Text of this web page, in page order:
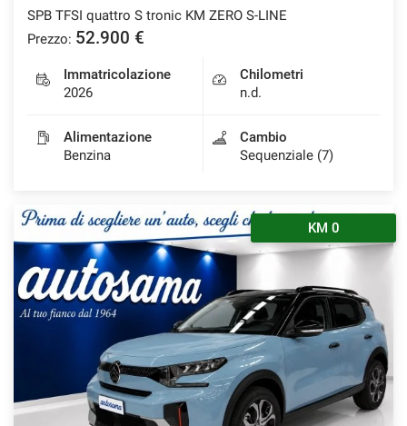
SPB TFSI quattro S tronic KM ZERO S-LINE
Prezzo: 52.900 €
Immatricolazione
2026
Chilometri
n.d.
Alimentazione
Benzina
Cambio
Sequenziale (7)
KM 0
Salva
le